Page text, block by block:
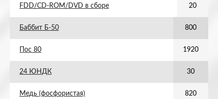
FDD/CD-ROM/DVD в сборе 20
Баббит Б-50 800
Пос 80 1920
24 ЮНДК 30
Медь (фосфористая) 820